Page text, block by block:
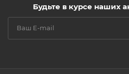
Будьте в курсе наших